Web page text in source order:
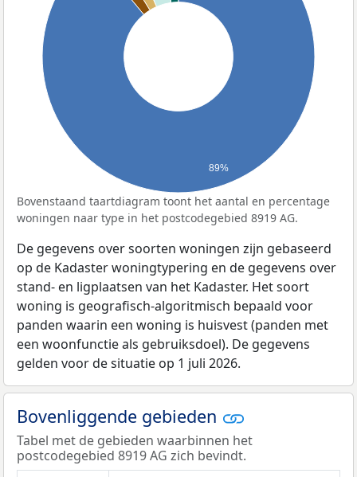
89%
Bovenstaand taartdiagram toont het aantal en percentage
woningen naar type in het postcodegebied 8919 AG.
De gegevens over soorten woningen zijn gebaseerd
op de Kadaster woningtypering en de gegevens over
stand- en ligplaatsen van het Kadaster. Het soort
woning is geografisch-algoritmisch bepaald voor
panden waarin een woning is huisvest (panden met
een woonfunctie als gebruiksdoel). De gegevens
gelden voor de situatie op 1 juli 2026.
Bovenliggende gebieden
Tabel met de gebieden waarbinnen het
postcodegebied 8919 AG zich bevindt.